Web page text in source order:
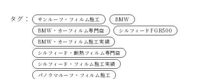
タグ： サンルーフ・フィルム施工
BMW
BMW・カーフィルム専門店
シルフィードFGR500
BMW・カーフィルム施工実績
シルフィード・断熱フィルム専門店
シルフィード・フィルム施工実績
パノラマルーフ・フィルム施工